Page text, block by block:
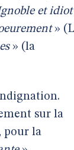
et idiot
»
» (la
sur la
pour la